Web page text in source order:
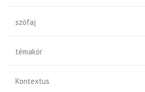
szófaj
témakör
Kontextus